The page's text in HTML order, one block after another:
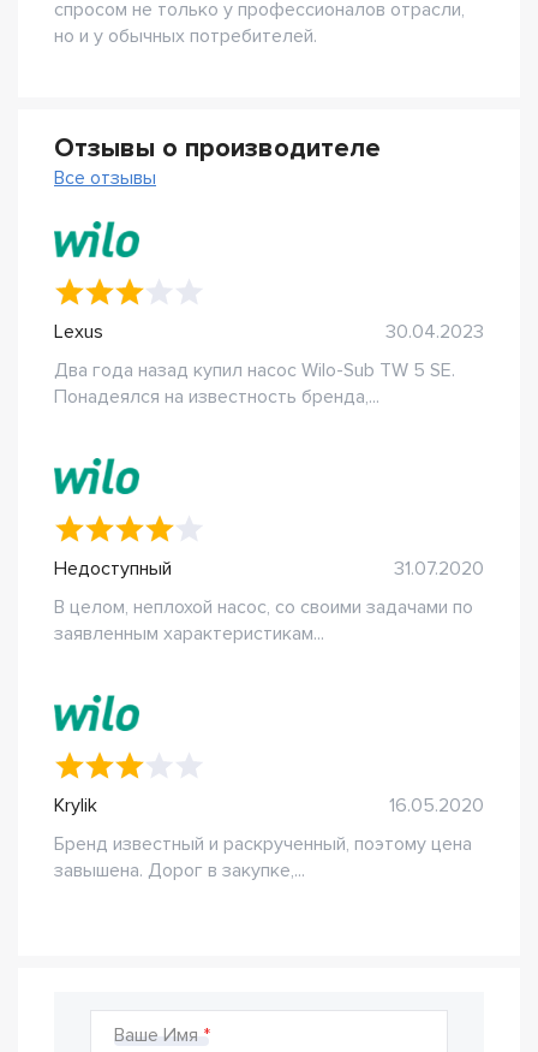
спросом не только у профессионалов отрасли,
но и у обычных потребителей.
Отзывы о производителе
Все отзывы
Lexus
30.04.2023
Два года назад купил насос Wilo-Sub TW 5 SE.
Понадеялся на известность бренда,...
Недоступный
31.07.2020
В целом, неплохой насос, со своими задачами по
заявленным характеристикам...
Krylik
16.05.2020
Бренд известный и раскрученный, поэтому цена
завышена. Дорог в закупке,...
Ваше Имя